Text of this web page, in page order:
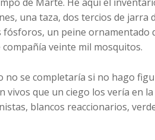
una taza, dos tercios de jarra
fósforos, un peine ornamentado
compañía veinte mil mosquitos.
no se completaría si no hago
vivos que un ciego los vería en
blancos reaccionarios,